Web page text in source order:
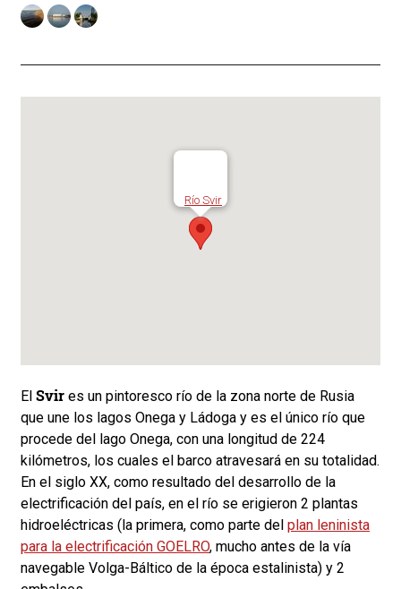
Río Svir
El Svir es un pintoresco río de la zona norte de Rusia
que une los lagos Onega y Ládoga y es el único río que
procede del lago Onega, con una longitud de 224
kilómetros, los cuales el barco atravesará en su totalidad.
En el siglo XX, como resultado del desarrollo de la
electrificación del país, en el río se erigieron 2 plantas
hidroeléctricas (la primera, como parte del plan leninista
para la electrificación GOELRO, mucho antes de la vía
navegable Volga-Báltico de la época estalinista) y 2